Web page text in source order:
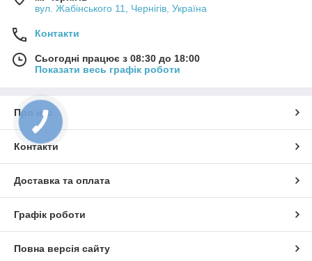
вул. Жабінського 11, Чернігів, Україна
Контакти
Сьогодні працює з 08:30 до 18:00
Показати весь графік роботи
Про нас
Контакти
Доставка та оплата
Графік роботи
Повна версія сайту